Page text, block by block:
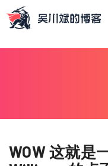
WOW 这就是